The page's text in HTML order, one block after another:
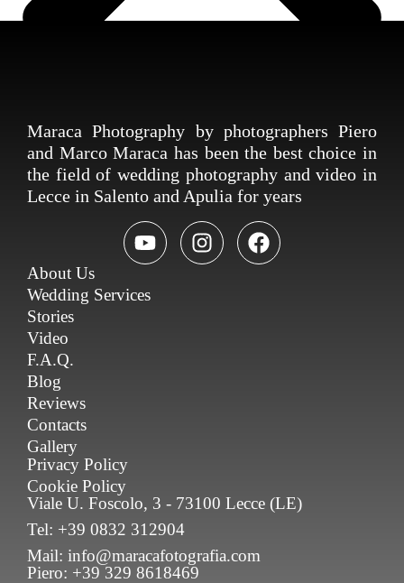
Maraca Photography by photographers Piero
and Marco Maraca has been the best choice in
the field of wedding photography and video in
Lecce in Salento and Apulia for years
About Us
Wedding Services
Stories
Video
F.A.Q.
Blog
Reviews
Contacts
Gallery
Privacy Policy
Cookie Policy
Viale U. Foscolo, 3 - 73100 Lecce (LE)
Tel: +39 0832 312904
Mail: info@maracafotografia.com
Piero: +39 329 8618469